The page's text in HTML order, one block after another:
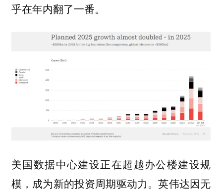
乎在年内翻了一番。
美国数据中心建设正在超越办公楼建设规
模，成为新的投资周期驱动力。英伟达因无